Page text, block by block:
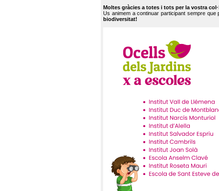
Moltes gràcies a totes i tots per la vostra
Us animem a continuar participant sempre que
biodiversitat!